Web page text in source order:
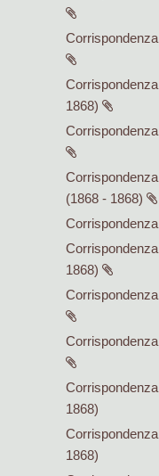
Corrispondenza
Corrispondenza
1868)
Corrispondenza
Corrispondenza
(1868 - 1868)
Corrispondenza
Corrispondenza
1868)
Corrispondenza
Corrispondenza
Corrispondenza
1868)
Corrispondenza
1868)